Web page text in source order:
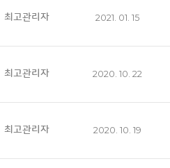
최고관리자 2021. 01. 15
최고관리자 2020. 10. 22
최고관리자 2020. 10. 19